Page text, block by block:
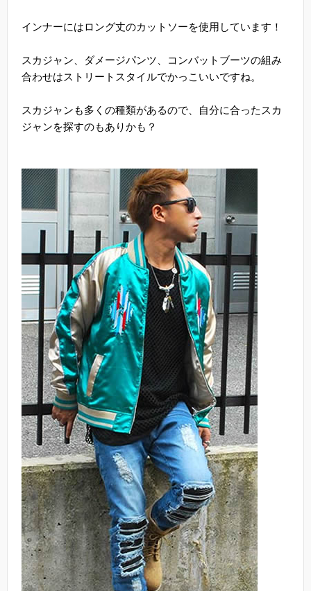
インナーにはロング丈のカットソーを使用しています！
スカジャン、ダメージパンツ、コンバットブーツの組み
合わせはストリートスタイルでかっこいいですね。
スカジャンも多くの種類があるので、自分に合ったスカ
ジャンを探すのもありかも？